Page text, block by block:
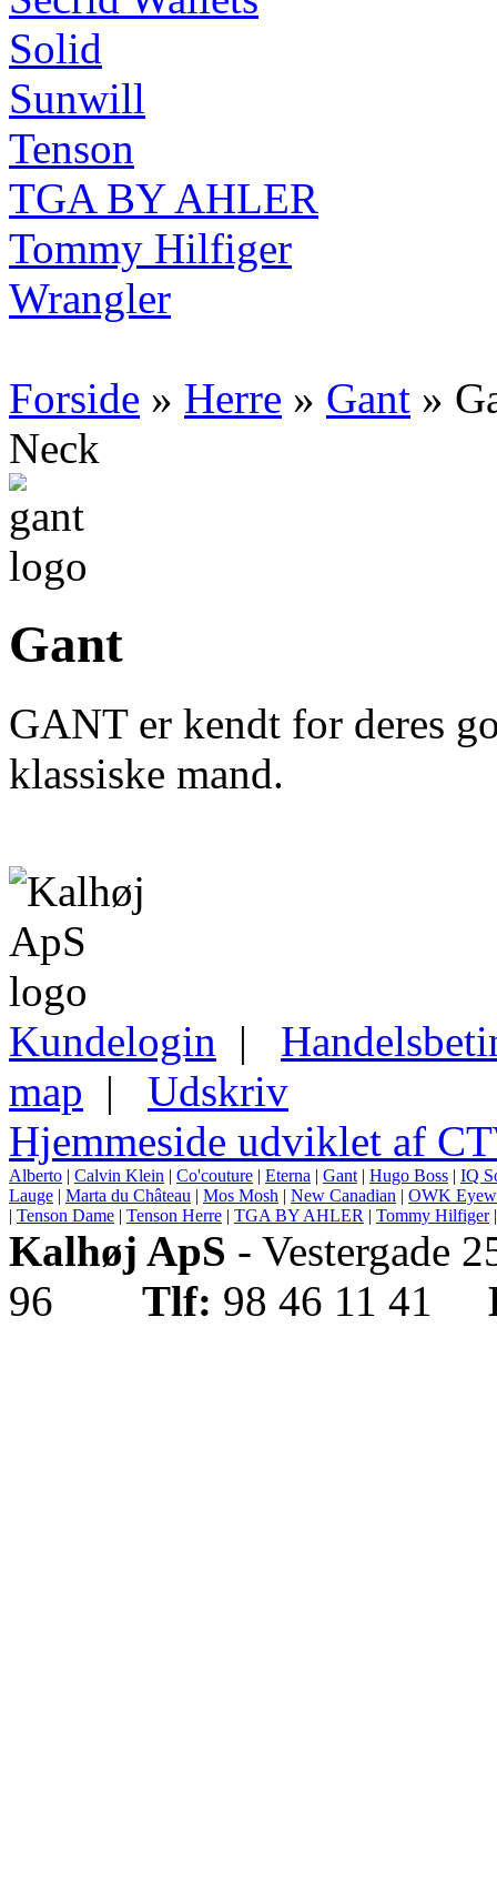
Solid
Sunwill
Tenson
TGA BY AHLER
Tommy Hilfiger
Wrangler
Forside » Herre » Gant »
Neck
Gant
GANT er kendt for deres
klassiske mand.
Kundelogin |
map | Udskriv
Hjemmeside udviklet af
Alberto | Calvin Klein | Co'couture | Eterna | Gant | Hugo Boss | IQ
Lauge | Marta du Château | Mos Mosh | New Canadian | OWK
| Tenson Dame | Tenson Herre | TGA BY AHLER | Tommy Hilfiger
Kalhøj ApS - Vestergade
96 Tlf: 98 46 11 41